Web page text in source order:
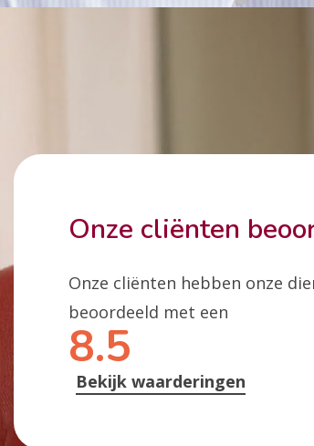
Onze cliënten
Onze cliënten hebben onze
beoordeeld met een
8.5
Bekijk waarderingen